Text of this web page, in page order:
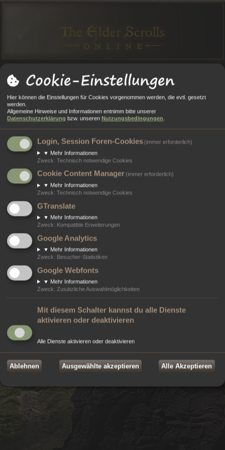
O
R
T
L
O
R
E
N
A
L
E
E
M
Anmelden Registrieren
Portal Foren ESO Twitter Mashup
ESO Twitter Mashup
Tweets by TESOnline_de
Portal Foren
Powered byphpBB® Forum Software © phpBB Limited
Style von
Modifikationen von ©2026 Online-Werkstatt e.U.
Rechteinhaber. Alle Rechte vorbehalten.
Datenschutz
Cookie-Einstellungen
Hier können die Einstellungen für Cookies vorgenommen werden, die evtl. gesetzt
werden.
Allgemeine Hinweise und Informationen entnimm bitte unserer
Datenschutzerklärung bzw. unseren Nutzungsbedingungen
Login, Session Foren-Cookies(immer erforderlich)
▼ Mehr Informationen
Zweck: Technisch notwendige Cookies
Cookie Content Manager(immer erforderlich)
▼ Mehr Informationen
Zweck: Technisch notwendige Cookies
GTranslate
▼ Mehr Informationen
Zweck: Kompatible Erweiterungen
Google Analytics
▼ Mehr Informationen
Zweck: Besucher-Statistiken
Google Webfonts
▼ Mehr Informationen
Zweck: Zusätzliche Auswahlmöglichkeiten
Mit diesem Schalter kannst du alle Dienste
aktivieren oder deaktivieren
Alle Dienste aktivieren oder deaktivieren
Ablehnen Ausgewählte akzeptieren Alle Akzeptieren